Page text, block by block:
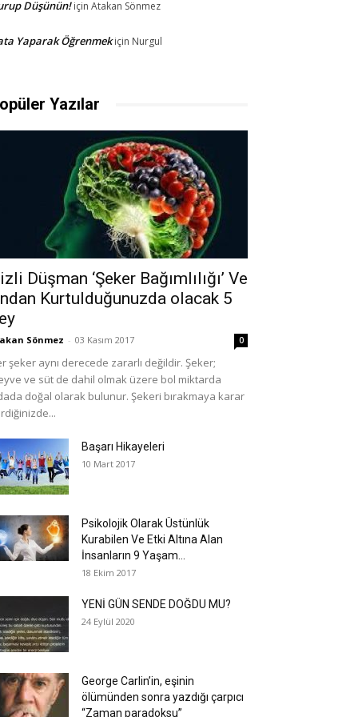
Düşünün!için Atakan Sönmez
Yaparak Öğrenmekiçin Nurgul
Yazılar
Düşman ‘Şeker Bağımlılığı’ Ve
Kurtulduğunuzda olacak 5
Sönmez - 03 Kasım 2017 0
şeker aynı derecede zararlı değildir. Şeker;
ve süt de dahil olmak üzere bol miktarda
doğal olarak bulunur. Şekeri bırakmaya karar
Başarı Hikayeleri
10 Mart 2017
Psikolojik Olarak Üstünlük
Kurabilen Ve Etki Altına Alan
İnsanların 9 Yaşam...
18 Ekim 2017
YENİ GÜN SENDE DOĞDU MU?
24 Eylül 2020
George Carlin’in, eşinin
ölümünden sonra yazdığı çarpıcı
“Zaman paradoksu”